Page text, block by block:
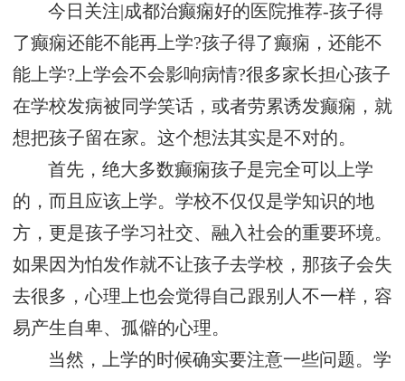
今日关注|成都治癫痫好的医院推荐-孩子得
了癫痫还能不能再上学?孩子得了癫痫，还能不
能上学?上学会不会影响病情?很多家长担心孩子
在学校发病被同学笑话，或者劳累诱发癫痫，就
想把孩子留在家。这个想法其实是不对的。
首先，绝大多数癫痫孩子是完全可以上学
的，而且应该上学。学校不仅仅是学知识的地
方，更是孩子学习社交、融入社会的重要环境。
如果因为怕发作就不让孩子去学校，那孩子会失
去很多，心理上也会觉得自己跟别人不一样，容
易产生自卑、孤僻的心理。
当然，上学的时候确实要注意一些问题。学